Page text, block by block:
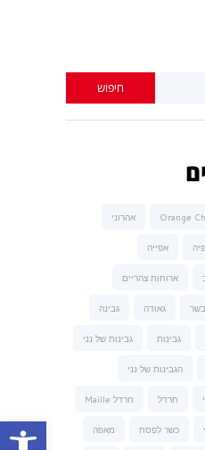
פתח סרגל נגישות
Orange אהרוני
אפייה
ארוחות צהריים
בשר גאודה גבינה
גבינות גבינות של נני
הגבינות של נני
חרדל חרדל Maille
כשר לפסח מאפה